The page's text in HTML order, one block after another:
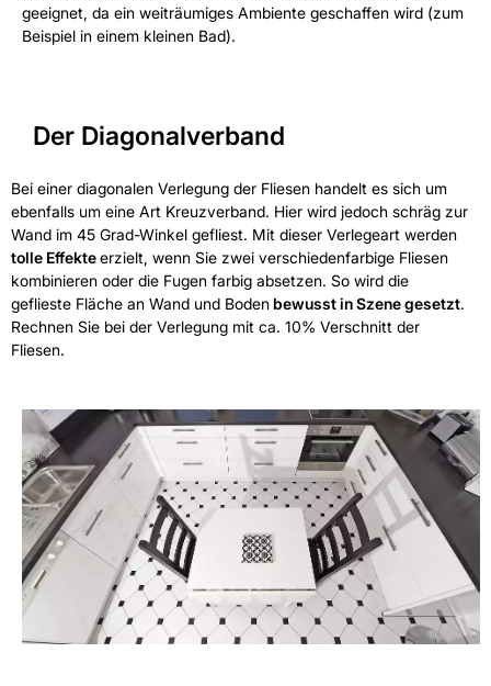
geeignet, da ein weiträumiges Ambiente geschaffen wird (zum
Beispiel in einem kleinen Bad).
Der Diagonalverband
Bei einer diagonalen Verlegung der Fliesen handelt es sich um
ebenfalls um eine Art Kreuzverband. Hier wird jedoch schräg zur
Wand im 45 Grad-Winkel gefliest. Mit dieser Verlegeart werden
tolle Effekteerzielt, wenn Sie zwei verschiedenfarbige Fliesen
kombinieren oder die Fugen farbig absetzen. So wird die
geflieste Fläche an Wand und Bodenbewusst in Szene gesetzt.
Rechnen Sie bei der Verlegung mit ca. 10% Verschnitt der
Fliesen.